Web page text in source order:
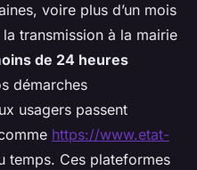
voire plus d’un mois
transmission à la mairie
de 24 heures
démarches
usagers passent
https://www.etat-
temps. Ces plateformes